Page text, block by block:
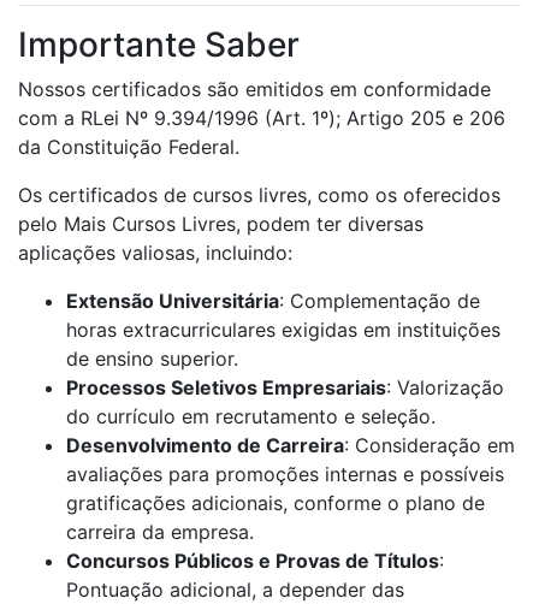
Importante Saber
Nossos certificados são emitidos em conformidade
com a RLei Nº 9.394/1996 (Art. 1º); Artigo 205 e 206
da Constituição Federal.
Os certificados de cursos livres, como os oferecidos
pelo Mais Cursos Livres, podem ter diversas
aplicações valiosas, incluindo:
Extensão Universitária: Complementação de
horas extracurriculares exigidas em instituições
de ensino superior.
Processos Seletivos Empresariais: Valorização
do currículo em recrutamento e seleção.
Desenvolvimento de Carreira: Consideração em
avaliações para promoções internas e possíveis
gratificações adicionais, conforme o plano de
carreira da empresa.
Concursos Públicos e Provas de Títulos:
Pontuação adicional, a depender das